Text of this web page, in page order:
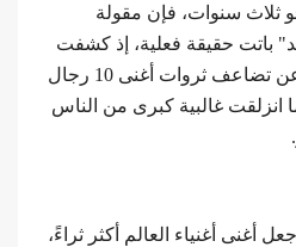
ثلاث سنوات، فإن مقولة
باتت حقيقة فعلية، إذ كشفت
منظمة أوكسفام الخيرية، عن تضاعف ثروات أغنى 10 رجال
انزلقت غالبية كبرى من الناس
أغنى أغنياء العالم أكثر ثراءً،